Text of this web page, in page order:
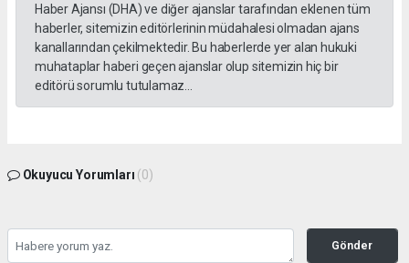
Haber Ajansı (DHA) ve diğer ajanslar tarafından eklenen tüm
haberler, sitemizin editörlerinin müdahalesi olmadan ajans
kanallarından çekilmektedir. Bu haberlerde yer alan hukuki
muhataplar haberi geçen ajanslar olup sitemizin hiç bir
editörü sorumlu tutulamaz...
Okuyucu Yorumları (0)
Gönder